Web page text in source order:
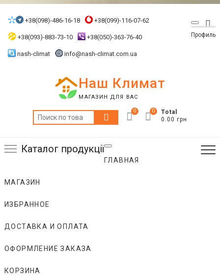
Skip
+38(098)-486-16-18 +38(099)-116-07-62
+38(093)-883-73-10 +38(050)-363-76-40
nash-climat info@nash-climat.com.ua
Профиль
Наш Климат
МАГАЗИН ДЛЯ ВАС
Искать:
0
Total
0.00 грн
0
Каталог продукції
ГЛАВНАЯ
МАГАЗИН
ИЗБРАННОЕ
ДОСТАВКА И ОПЛАТА
ОФОРМЛЕНИЕ ЗАКАЗА
КОРЗИНА